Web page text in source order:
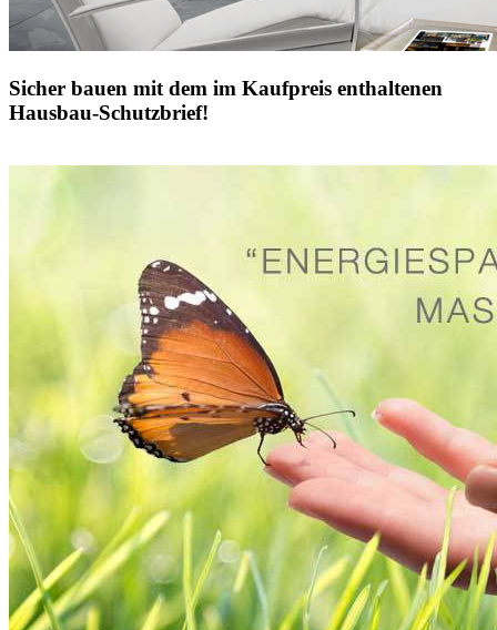
Sicher bauen mit dem im Kaufpreis enthaltenen
Hausbau-Schutzbrief!